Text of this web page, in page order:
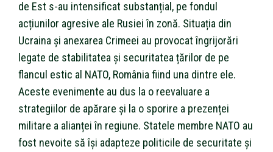
de Est s-au intensificat substanțial, pe fondul
acțiunilor agresive ale Rusiei în zonă. Situația din
Ucraina și anexarea Crimeei au provocat îngrijorări
legate de stabilitatea și securitatea țărilor de pe
flancul estic al NATO, România fiind una dintre ele.
Aceste evenimente au dus la o reevaluare a
strategiilor de apărare și la o sporire a prezenței
militare a alianței în regiune. Statele membre NATO au
fost nevoite să își adapteze politicile de securitate și